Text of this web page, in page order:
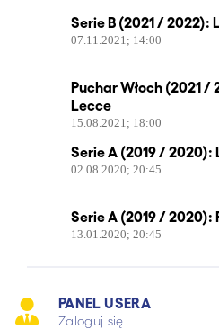
PANEL USERA
Zaloguj się
Serie B (2021 / 2022):
07.11.2021; 14:00
Puchar Włoch (2021 /
Lecce
15.08.2021; 18:00
Serie A (2019 / 2020):
02.08.2020; 20:45
Serie A (2019 / 2020):
13.01.2020; 20:45